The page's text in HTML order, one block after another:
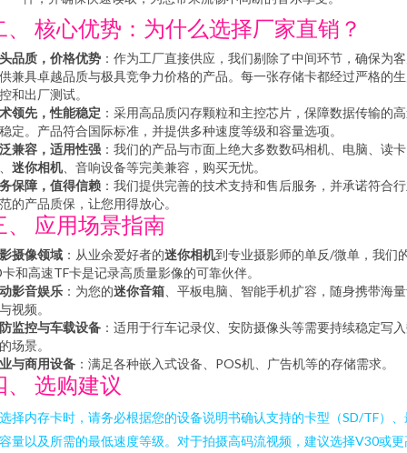
、 核心优势：为什么选择厂家直销？
品质，价格优势 ：作为工厂直接供应，我们剔除了中间环节，确保为
兼具卓越品质与极具竞争力价格的产品。每一张存储卡都经过严格的
和出厂测试。
领先，性能稳定 ：采用高品质闪存颗粒和主控芯片，保障数据传输的
定。产品符合国际标准，并提供多种速度等级和容量选项。
兼容，适用性强 ：我们的产品与市面上绝大多数数码相机、电脑、读卡
迷你相机、音响设备等完美兼容，购买无忧。
保障，值得信赖 ：我们提供完善的技术支持和售后服务，并承诺符合
的产品质保，让您用得放心。
、 应用场景指南
摄像领域 ：从业余爱好者的迷你相机到专业摄影师的单反/微单，我们
卡和高速TF卡是记录高质量影像的可靠伙伴。
影音娱乐 ：为您的迷你音箱 、平板电脑、智能手机扩容，随身携带海
视频。
监控与车载设备 ：适用于行车记录仪、安防摄像头等需要持续稳定写
场景。
与商用设备 ：满足各种嵌入式设备、POS机、广告机等的存储需求。
、 选购建议
择内存卡时，请务必根据您的设备说明书确认支持的卡型（SD/TF）、
量以及所需的最低速度等级。对于拍摄高码流视频，建议选择V30或更